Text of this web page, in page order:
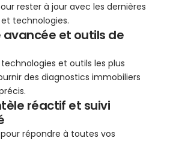
rester à jour avec les dernières
technologies.
avancée et outils de
et outils les plus
des diagnostics immobiliers
réactif et suivi
répondre à toutes vos